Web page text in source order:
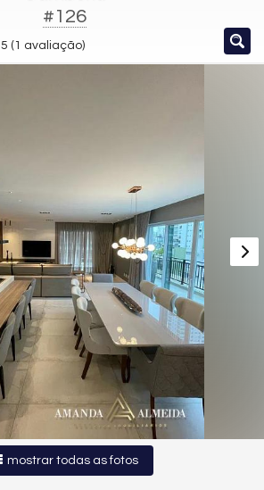
#126
5 ( 1 avaliação)
mostrar todas as fotos